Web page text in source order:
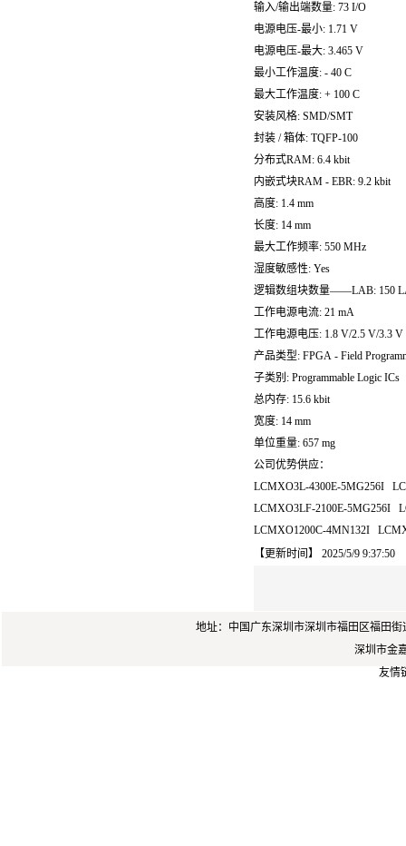
输入/输出端数量: 73 I/O
电源电压-最小: 1.71 V
电源电压-最大: 3.465 V
最小工作温度: - 40 C
最大工作温度: + 100 C
安装风格: SMD/SMT
封装 / 箱体: TQFP-100
分布式RAM: 6.4 kbit
内嵌式块RAM - EBR: 9.2 kbit
高度: 1.4 mm
长度: 14 mm
最大工作频率: 550 MHz
湿度敏感性: Yes
逻辑数组块数量——LAB: 150
工作电源电流: 21 mA
工作电源电压: 1.8 V/2.5 V/3.3 V
产品类型: FPGA - Field
子类别: Programmable Logic ICs
总内存: 15.6 kbit
宽度: 14 mm
单位重量: 657 mg
公司优势供应：
LCMXO3L-4300E-5MG256I
LCMXO3LF-2100E-5MG256I
LCMXO1200C-4MN132I
【更新时间】 2025/5/9 9:37:50
地址：中国广东深圳市深圳市福田区福田
深圳市金
友情